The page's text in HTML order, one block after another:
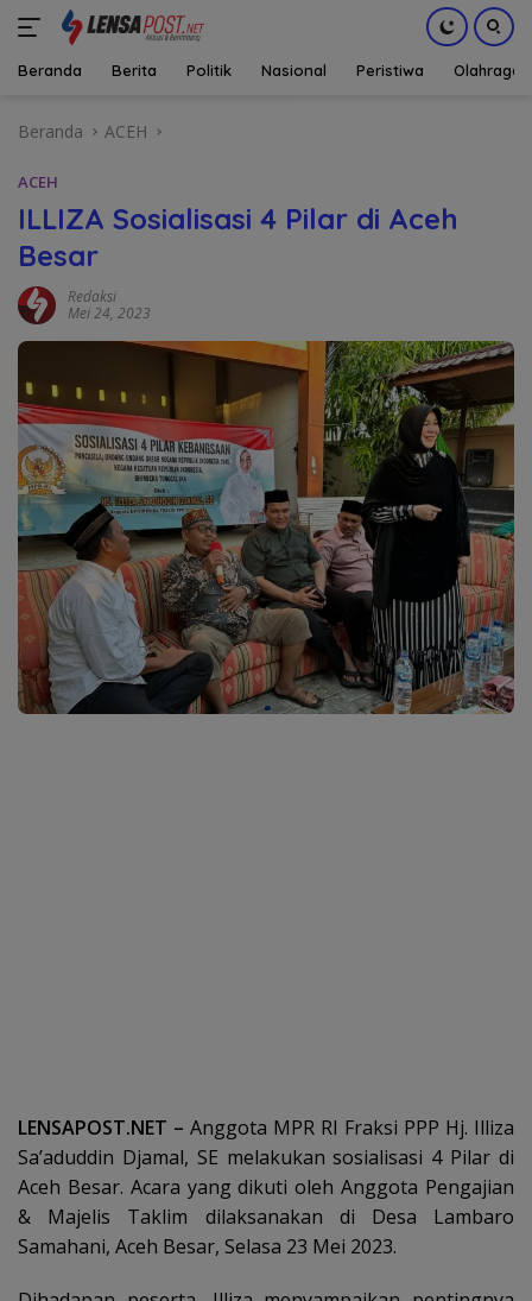
Beranda Berita Politik Nasional Peristiwa Olahraga
Beranda ACEH
ACEH
ILLIZA Sosialisasi 4 Pilar di Aceh
Besar
Redaksi
Mei 24, 2023
LENSAPOST.NET – Anggota MPR RI Fraksi PPP Hj. Illiza
Sa’aduddin Djamal, SE melakukan sosialisasi 4 Pilar di
Aceh Besar. Acara yang dikuti oleh Anggota Pengajian
& Majelis Taklim dilaksanakan di Desa Lambaro
Samahani, Aceh Besar, Selasa 23 Mei 2023.